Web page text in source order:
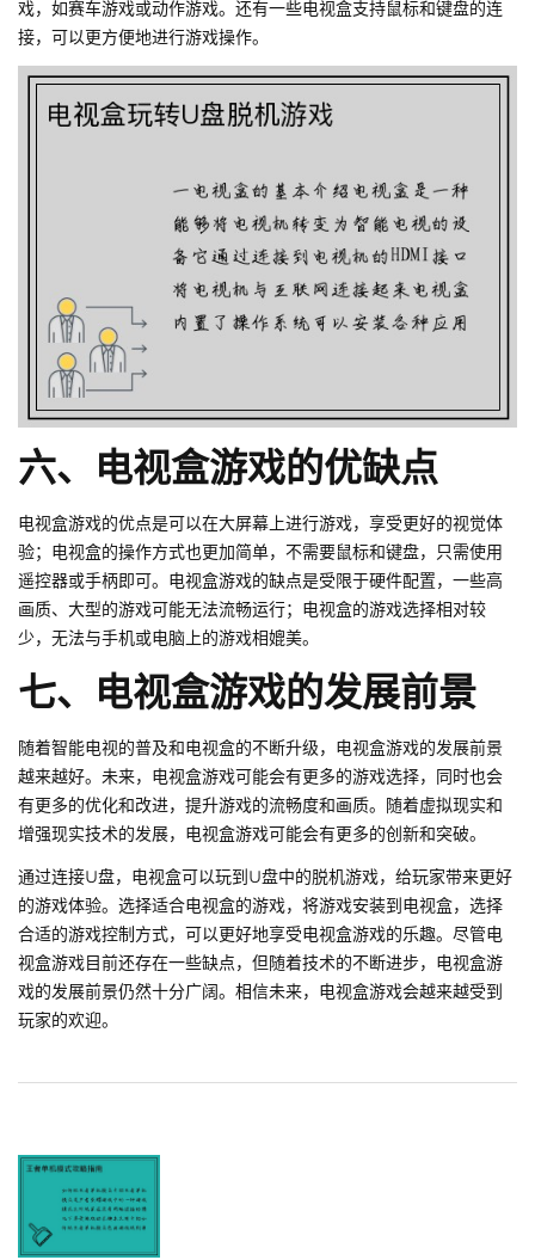
戏，如赛车游戏或动作游戏。还有一些电视盒支持鼠标和键盘的连
接，可以更方便地进行游戏操作。
六、电视盒游戏的优缺点
电视盒游戏的优点是可以在大屏幕上进行游戏，享受更好的视觉体
验；电视盒的操作方式也更加简单，不需要鼠标和键盘，只需使用
遥控器或手柄即可。电视盒游戏的缺点是受限于硬件配置，一些高
画质、大型的游戏可能无法流畅运行；电视盒的游戏选择相对较
少，无法与手机或电脑上的游戏相媲美。
七、电视盒游戏的发展前景
随着智能电视的普及和电视盒的不断升级，电视盒游戏的发展前景
越来越好。未来，电视盒游戏可能会有更多的游戏选择，同时也会
有更多的优化和改进，提升游戏的流畅度和画质。随着虚拟现实和
增强现实技术的发展，电视盒游戏可能会有更多的创新和突破。
通过连接U盘，电视盒可以玩到U盘中的脱机游戏，给玩家带来更好
的游戏体验。选择适合电视盒的游戏，将游戏安装到电视盒，选择
合适的游戏控制方式，可以更好地享受电视盒游戏的乐趣。尽管电
视盒游戏目前还存在一些缺点，但随着技术的不断进步，电视盒游
戏的发展前景仍然十分广阔。相信未来，电视盒游戏会越来越受到
玩家的欢迎。